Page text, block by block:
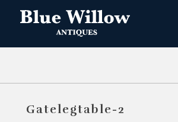
Gatelegtable-2